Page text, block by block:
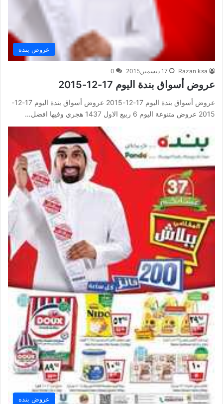
عروض بنده
Razan ksa 17 ديسمبر,2015 0
عروض أسواق بندة اليوم 17-12-2015
عروض أسواق بندة اليوم 17-12-2015 عروض أسواق بندة اليوم 17-12-
2015 عروض متنوعة اليوم 6 ربيع الاول 1437 هجري وفيها افضل…
عروض بنده